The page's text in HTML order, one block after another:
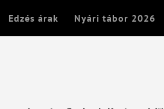
Edzés árak Nyári tábor 2026